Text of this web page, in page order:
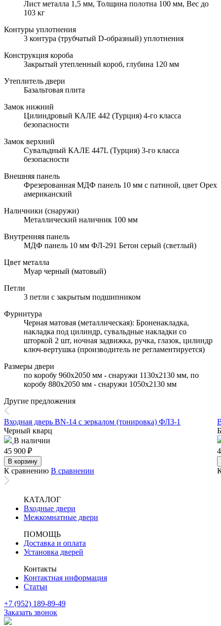
Лист металла 1,5 мм, Толщина полотна 100 мм, Вес до
103 кг
Контуры уплотнения
3 контура (трубчатый D-образный) уплотнения
Конструкция короба
Закрытый утепленный короб, глубина 120 мм
Утеплитель двери
Базальтовая плита
Замок нижний
Цилиндровый КАЛЕ 442 (Турция) 4-го класса
безопасности
Замок верхний
Сувальдный КАЛЕ 447L (Турция) 3-го класса
безопасности
Внешняя панель
Фрезерованная МДФ панель 10 мм с патиной, цвет Орех
американский
Наличники (снаружи)
Металлический наличник 100 мм
Внутренняя панель
МДФ панель 10 мм ФЛ-291 Бетон серый (светлый)
Цвет металла
Муар черный (матовый)
Петли
3 петли с закрытым подшипником
Фурнитура
Черная матовая (металлическая): Броненакладка,
накладка под цилиндр, сувальдные накладки со
шторкой 2 шт, ночная задвижка, ручка, глазок, цилиндр
ключ-вертушка (производитель не регламентируется)
Размеры двери
по коробу 960х2050 мм - снаружи 1130х2130 мм, по
коробу 880х2050 мм - снаружи 1050х2130 мм
Другие предложения
Входная дверь BN-14 с зеркалом (тонировка) ФЛЗ-1
Черный кварц
В наличии
45 900 ₽
В корзину
К сравнению В сравнении
КАТАЛОГ
Входные двери
Межкомнатные двери
ПОМОЩЬ
Доставка и оплата
Установка дверей
Контакты
Контактная информация
Статьи
+7 (952) 189-89-49
Заказать звонок